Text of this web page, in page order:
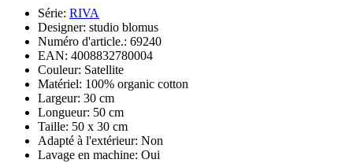
Série: RIVA
Designer: studio blomus
Numéro d'article.: 69240
EAN: 4008832780004
Couleur: Satellite
Matériel: 100% organic cotton
Largeur: 30 cm
Longueur: 50 cm
Taille: 50 x 30 cm
Adapté à l'extérieur: Non
Lavage en machine: Oui